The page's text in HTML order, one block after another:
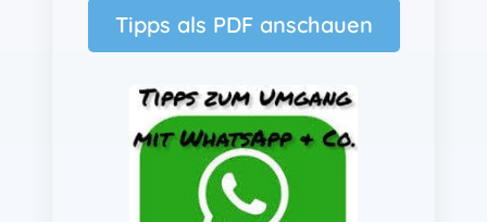
Tipps als PDF anschauen